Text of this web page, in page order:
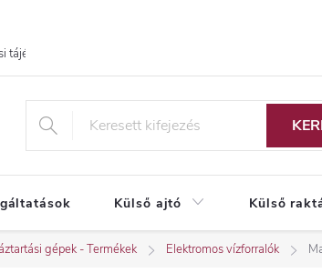
tájékoztató
Külső ajtó Külső
gépek - Termékek Elektromos vízforralók